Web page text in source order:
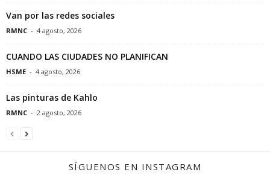
Van por las redes sociales
RMNC - 4 agosto, 2026
CUANDO LAS CIUDADES NO PLANIFICAN
HSME - 4 agosto, 2026
Las pinturas de Kahlo
RMNC - 2 agosto, 2026
SÍGUENOS EN INSTAGRAM